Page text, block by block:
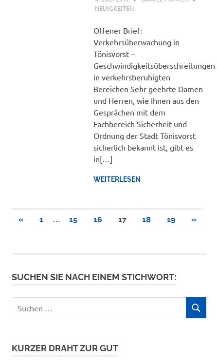
NEUIGKEITEN
Offener Brief:
Verkehrsüberwachung in
Tönisvorst –
Geschwindigkeitsüberschreitungen
in verkehrsberuhigten
Bereichen Sehr geehrte Damen
und Herren, wie Ihnen aus den
Gesprächen mit dem
Fachbereich Sicherheit und
Ordnung der Stadt Tönisvorst
sicherlich bekannt ist, gibt es
in[…]
WEITERLESEN
Seitennummerierung
«VORHERIGE
1 … 15 16 17 18 19 »
SUCHEN SIE NACH EINEM STICHWORT:
nach:
SUCHEN
KURZER DRAHT ZUR GUT